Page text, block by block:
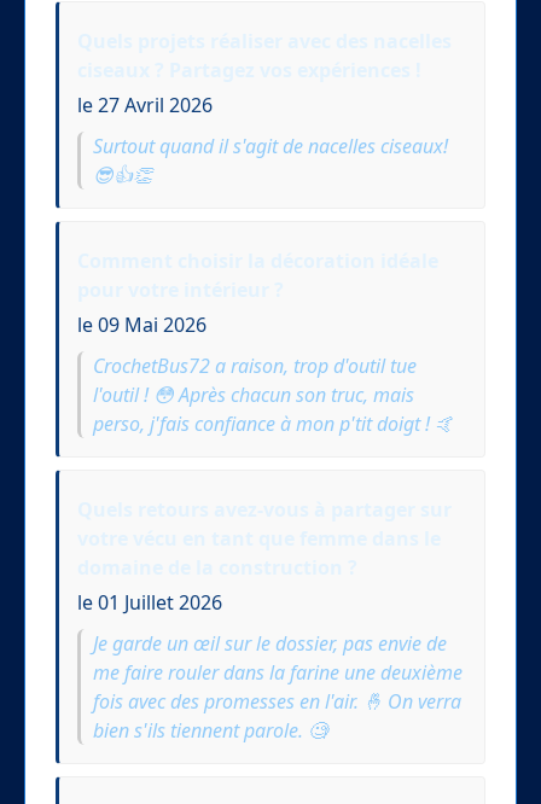
le 27 Avril 2026
Surtout quand il s'agit de nacelles ciseaux!
😎👍👏
le 09 Mai 2026
CrochetBus72 a raison, trop d'outil tue
l'outil ! 😳 Après chacun son truc, mais
perso, j'fais confiance à mon p'tit doigt ! 🤙
le 01 Juillet 2026
Je garde un œil sur le dossier, pas envie de
me faire rouler dans la farine une deuxième
fois avec des promesses en l'air. 🤞 On verra
bien s'ils tiennent parole. 🧐